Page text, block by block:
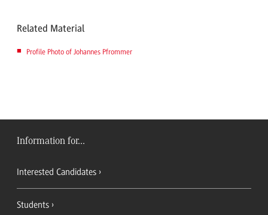
Related Material
Profile Photo of Johannes Pfrommer
Information for...
Interested Candidates
Students